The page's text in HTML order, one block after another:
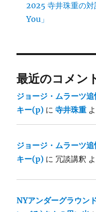
2025 寺井珠重の
You」
最近のコメン
ジョージ・ムラーツ
キー(p) に寺井珠重
ジョージ・ムラーツ
キー(p) に 冗談講釈
NYアンダーグラウン